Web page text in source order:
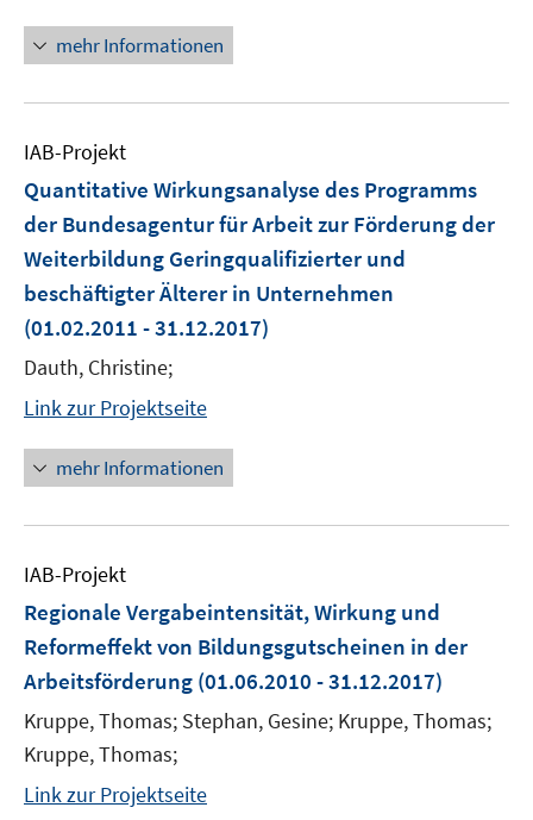
mehr Informationen
IAB-Projekt
Quantitative Wirkungsanalyse des Programms
der Bundesagentur für Arbeit zur Förderung der
Weiterbildung Geringqualifizierter und
beschäftigter Älterer in Unternehmen
(01.02.2011 - 31.12.2017)
Dauth, Christine;
Link zur Projektseite
mehr Informationen
IAB-Projekt
Regionale Vergabeintensität, Wirkung und
Reformeffekt von Bildungsgutscheinen in der
Arbeitsförderung (01.06.2010 - 31.12.2017)
Kruppe, Thomas; Stephan, Gesine; Kruppe, Thomas;
Kruppe, Thomas;
Link zur Projektseite